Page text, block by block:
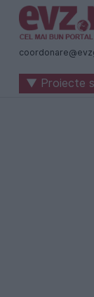
Știri
naționale
▼ Proiecte